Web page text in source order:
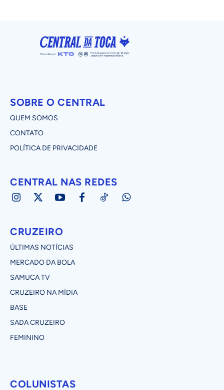
SOBRE O CENTRAL
QUEM SOMOS
CONTATO
POLÍTICA DE PRIVACIDADE
CENTRAL NAS REDES
CRUZEIRO
ÚLTIMAS NOTÍCIAS
MERCADO DA BOLA
SAMUCA TV
CRUZEIRO NA MÍDIA
BASE
SADA CRUZEIRO
FEMININO
COLUNISTAS